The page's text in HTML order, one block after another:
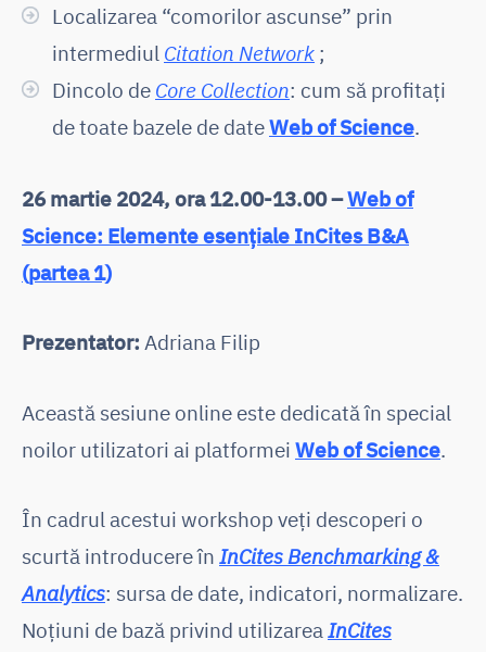
Localizarea “comorilor ascunse” prin
intermediul Citation Network ;
Dincolo de Core Collection: cum să profitați
de toate bazele de dateWeb of Science.
26 martie 2024, ora 12.00-13.00 –Web of
Science: Elemente esențiale InCites B&A
(partea 1)
Prezentator: Adriana Filip
Această sesiune online este dedicată în special
noilor utilizatori ai platformei Web of Science.
În cadrul acestui workshop veți descoperi o
scurtă introducere în InCites Benchmarking &
Analytics: sursa de date, indicatori, normalizare.
Noțiuni de bază privind utilizareaInCites